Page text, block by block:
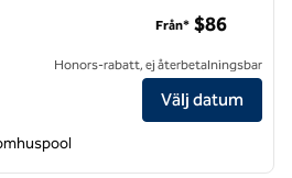
by Hilton Hotel Charlotte Airport
Från* $86
Honors-rabatt, ej återbetalningsbar
Välj datum